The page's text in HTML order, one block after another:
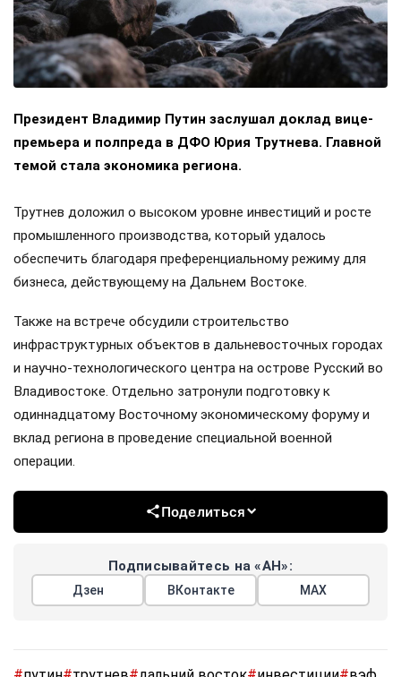
Президент Владимир Путин заслушал доклад вице-
премьера и полпреда в ДФО Юрия Трутнева. Главной
темой стала экономика региона.
Трутнев доложил о высоком уровне инвестиций и росте
промышленного производства, который удалось
обеспечить благодаря преференциальному режиму для
бизнеса, действующему на Дальнем Востоке.
Также на встрече обсудили строительство
инфраструктурных объектов в дальневосточных городах
и научно-технологического центра на острове Русский во
Владивостоке. Отдельно затронули подготовку к
одиннадцатому Восточному экономическому форуму и
вклад региона в проведение специальной военной
операции.
Поделиться
Подписывайтесь на «АН»:
Дзен ВКонтакте МАХ